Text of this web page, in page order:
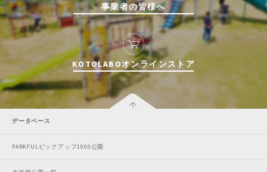
事業者の皆様へ
KOTOLABOオンラインストア
データベース
PARKFULピックアップ1000公園